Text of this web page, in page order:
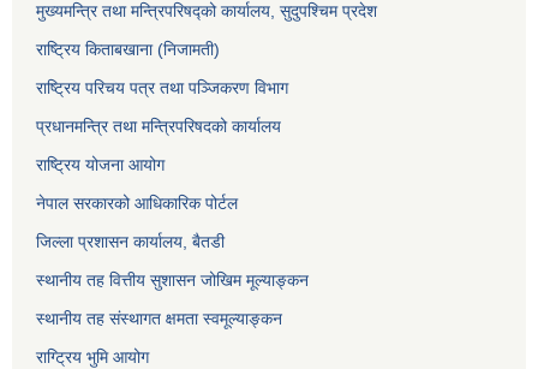
मुख्यमन्त्रि तथा मन्त्रिपरिषद्को कार्यालय, सुदुपश्चिम प्रदेश
राष्ट्रिय किताबखाना (निजामती)
राष्ट्रिय परिचय पत्र तथा पञ्जिकरण विभाग
प्रधानमन्त्रि तथा मन्त्रिपरिषदको कार्यालय
राष्ट्रिय योजना आयोग
नेपाल सरकारको आधिकारिक पोर्टल
जिल्ला प्रशासन कार्यालय, बैतडी
स्थानीय तह वित्तीय सुशासन जोखिम मूल्याङ्कन
स्थानीय तह संस्थागत क्षमता स्वमूल्याङ्कन
राग्ट्रिय भुमि आयोग